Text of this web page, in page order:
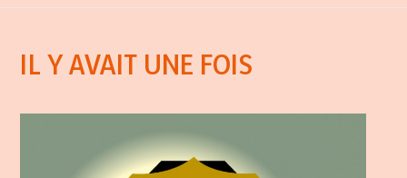
IL Y AVAIT UNE FOIS